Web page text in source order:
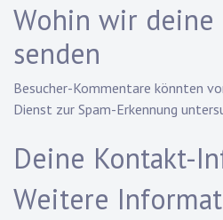
Wohin wir deine
senden
Besucher-Kommentare könnten
Dienst zur Spam-Erkennung
Deine Kontakt-
Weitere